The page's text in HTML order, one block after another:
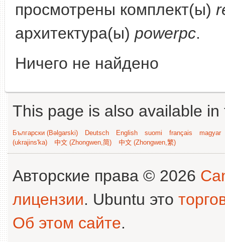
просмотрены комплект(ы)
архитектура(ы) powerpc.
Ничего не найдено
This page is also available
Български (Bəlgarski) Deutsch English suomi français
magyar
(ukrajins'ka)
中文 (Zhongwen,简) 中文 (Zhongwen,繁)
Авторские права © 2026
лицензии. Ubuntu это
Об этом сайте.